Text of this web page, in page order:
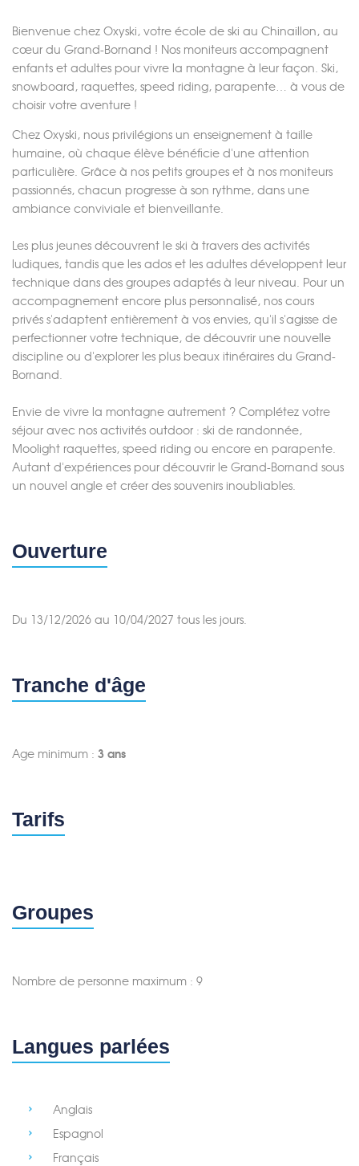
Bienvenue chez Oxyski, votre école de ski au Chinaillon, au
cœur du Grand-Bornand ! Nos moniteurs accompagnent
enfants et adultes pour vivre la montagne à leur façon. Ski,
snowboard, raquettes, speed riding, parapente… à vous de
choisir votre aventure !
Chez Oxyski, nous privilégions un enseignement à taille
humaine, où chaque élève bénéficie d'une attention
particulière. Grâce à nos petits groupes et à nos moniteurs
passionnés, chacun progresse à son rythme, dans une
ambiance conviviale et bienveillante.
Les plus jeunes découvrent le ski à travers des activités
ludiques, tandis que les ados et les adultes développent leur
technique dans des groupes adaptés à leur niveau. Pour un
accompagnement encore plus personnalisé, nos cours
privés s'adaptent entièrement à vos envies, qu'il s'agisse de
perfectionner votre technique, de découvrir une nouvelle
discipline ou d'explorer les plus beaux itinéraires du Grand-
Bornand.
Envie de vivre la montagne autrement ? Complétez votre
séjour avec nos activités outdoor : ski de randonnée,
Moolight raquettes, speed riding ou encore en parapente.
Autant d'expériences pour découvrir le Grand-Bornand sous
un nouvel angle et créer des souvenirs inoubliables.
Ouverture
Du 13/12/2026 au 10/04/2027 tous les jours.
Tranche d'âge
Age minimum : 3 ans
Tarifs
Groupes
Nombre de personne maximum : 9
Langues parlées
Anglais
Espagnol
Français